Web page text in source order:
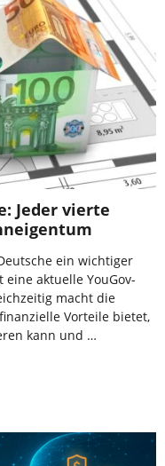
Jeder vierte
ein wichtiger
aktuelle YouGov-
macht die
Vorteile bietet,
kann und …